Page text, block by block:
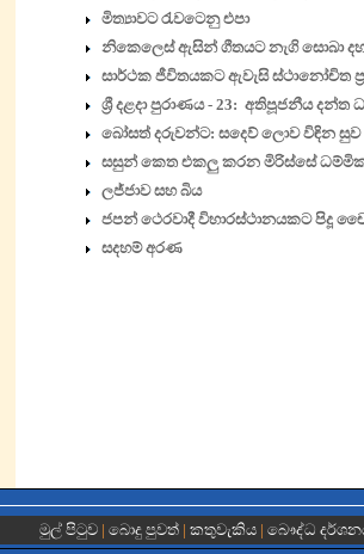
මිත්‍යාවට රැවටෙනු එපා
නිකෙලෙස් ඇසින් ගීතයට නැගි සොබා
සාර්ථක ජීවිතයකට ඇවැසි ස්ථානෝචිත
ශ්‍රී දළදා පුරාණය - 23: අතිපූජනීය
බෝසත් දරුවන්ට: සදෙව් ලොව විඳින සුව
සසුන් කෙත එකලු කරන මිරිස්සේ
ලජ්ජාව සහ බිය
ජපන් ථෙරවාදී විහාරස්ථානයකට පිදූ
සදහම් අරණ
මුල් පිටුව | බොදු පුවත් | කතුවැකිය | බෞද්ධ